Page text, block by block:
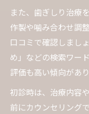
歯医者でマ
歯ぎしりに
徴
マウスピー
歯医者の対
まる
口コミ評価
また、歯ぎしり治療
作製や噛み合わせ調
口コミで確認しまし
め」などの検索ワー
評価も高い傾向があり
初診時は、治療内容
前にカウンセリング